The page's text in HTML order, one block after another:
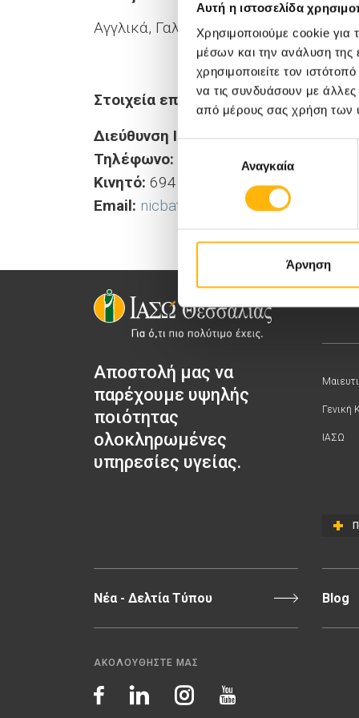
Αυτή η ιστοσελίδα
Χρησιμοποιούμε cookie για
μέσων και την ανάλυση της
χρησιμοποιείτε τον
να τις συνδυάσουν με
από μέρους σας χρήση των
συγκατάθεσηςΑναγκαία
Άρνηση
Αγγλικά, Γαλλικά
Στοιχεία επικοινωνίας:
Διεύθυνση Ιατρείου:Παναγούλη 27,
Τηλέφωνο:
2410285289
Κινητό: 6945152084
Email: nicbatz@hotmail.com
Αποστολή μας να
παρέχουμε υψηλής
ποιότητας
ολοκληρωμένες
υπηρεσίες υγείας.
Γενική
ΙΑΣΩ
Νέα - Δελτία Τύπου Blog
ΑΚΟΛΟΥΘΗΣΤΕ ΜΑΣ